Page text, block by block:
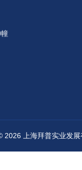
2026 上海拜普实业发